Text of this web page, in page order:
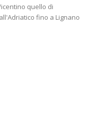
quello di
fino a Lignano